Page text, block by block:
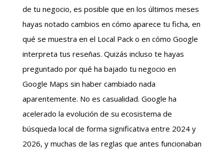
de tu negocio, es posible que en los últimos meses
hayas notado cambios en cómo aparece tu ficha, en
qué se muestra en el Local Pack o en cómo Google
interpreta tus reseñas. Quizás incluso te hayas
preguntado por qué ha bajado tu negocio en
Google Maps sin haber cambiado nada
aparentemente. No es casualidad. Google ha
acelerado la evolución de su ecosistema de
búsqueda local de forma significativa entre 2024 y
2026, y muchas de las reglas que antes funcionaban